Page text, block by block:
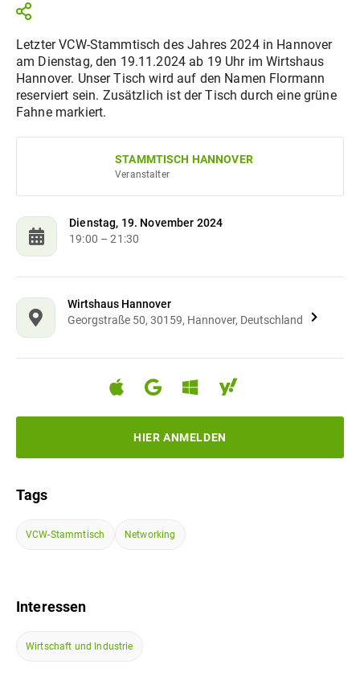
Letzter VCW-Stammtisch des Jahres 2024 in Hannover
am Dienstag, den 19.11.2024 ab 19 Uhr im Wirtshaus
Hannover. Unser Tisch wird auf den Namen Flormann
reserviert sein. Zusätzlich ist der Tisch durch eine grüne
Fahne markiert.
Veranstalter
STAMMTISCH HANNOVER
Dienstag, 19. November 2024
19:00 – 21:30
Wirtshaus Hannover
Georgstraße 50, 30159, Hannover, Deutschland
HIER ANMELDEN
Tags
VCW-Stammtisch Networking
Interessen
Wirtschaft und Industrie